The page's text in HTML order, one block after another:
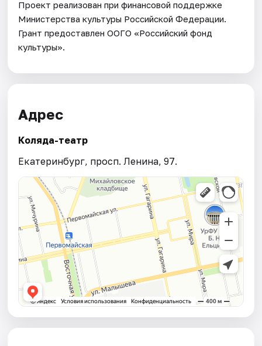
Проект реализован при финансовой поддержке
Министерства культуры Российской Федерации.
Грант предоставлен ООГО «Российский фонд
культуры».
Адрес
Коляда-театр
Екатеринбург, просп. Ленина, 97.